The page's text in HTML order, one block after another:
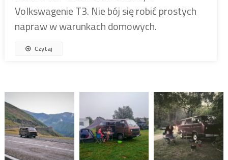
Volkswagenie T3. Nie bój się robić prostych
napraw w warunkach domowych.
Czytaj